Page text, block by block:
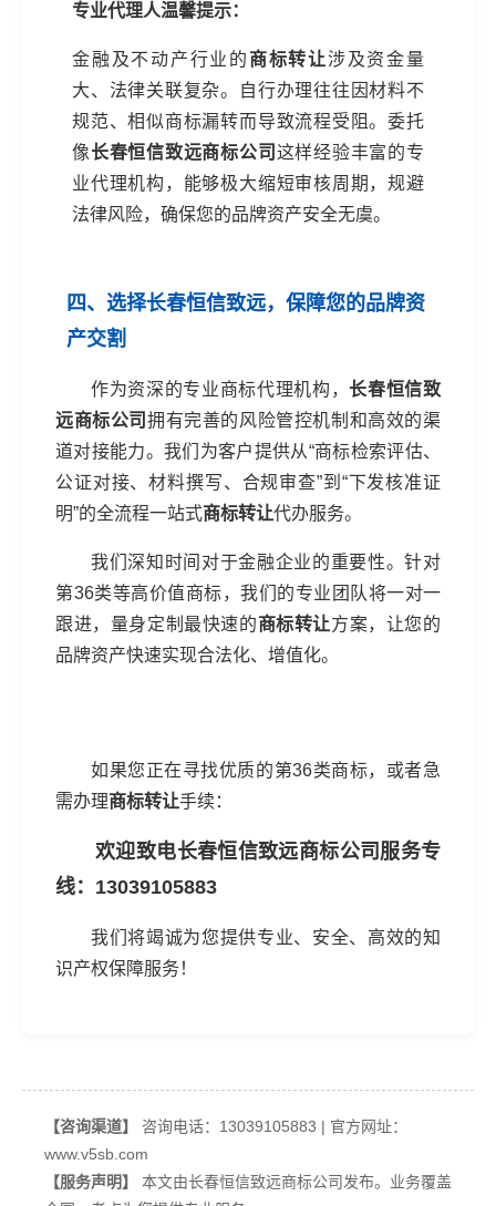
专业代理人温馨提示：
金融及不动产行业的 商标转让涉及资金量
大、法律关联复杂。自行办理往往因材料不
规范、相似商标漏转而导致流程受阻。委托
像长春恒信致远商标公司 这样经验丰富的专
业代理机构，能够极大缩短审核周期，规避
法律风险，确保您的品牌资产安全无虞。
四、选择长春恒信致远，保障您的品牌资
产交割
作为资深的专业商标代理机构， 长春恒信致
远商标公司 拥有完善的风险管控机制和高效的渠
道对接能力。我们为客户提供从“商标检索评估、
公证对接、材料撰写、合规审查”到“下发核准证
明”的全流程一站式商标转让代办服务。
我们深知时间对于金融企业的重要性。针对
第36类等高价值商标，我们的专业团队将一对一
跟进，量身定制最快速的商标转让方案，让您的
品牌资产快速实现合法化、增值化。
如果您正在寻找优质的第36类商标，或者急
需办理商标转让手续：
欢迎致电长春恒信致远商标公司服务专
线：13039105883
我们将竭诚为您提供专业、安全、高效的知
识产权保障服务！
【咨询渠道】
咨询电话：13039105883 | 官方网址：
www.v5sb.com
【服务声明】
本文由长春恒信致远商标公司发布。业务覆盖